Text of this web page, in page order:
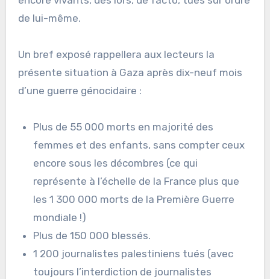
de lui-même.
Un bref exposé rappellera aux lecteurs la
présente situation à Gaza après dix-neuf mois
d’une guerre génocidaire :
Plus de 55 000 morts en majorité des
femmes et des enfants, sans compter ceux
encore sous les décombres (ce qui
représente à l’échelle de la France plus que
les 1 300 000 morts de la Première Guerre
mondiale !)
Plus de 150 000 blessés.
1 200 journalistes palestiniens tués (avec
toujours l’interdiction de journalistes